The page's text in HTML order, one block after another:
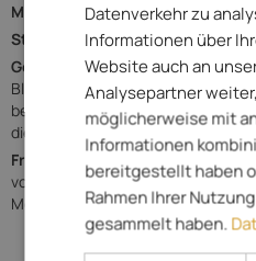
Mäßige Niederschläge:in 24h 10
Starke Niederschläge:in 24h
Gewitter:
bringen intensive
Blitzaktivität, heftigen Windböen
begleitet. Bei den
die Mengen bei Gewittern lokal
Frostgefahr:
Temperaturen
von 2 m über dem Boden in den
Morgenstunden des jeweiligen
Datenverkehr zu
Informationen über
Website auch an
Analysepartner
möglicherweise mit
Informationen
bereitgestellt haben
Rahmen Ihrer
gesammelt haben.